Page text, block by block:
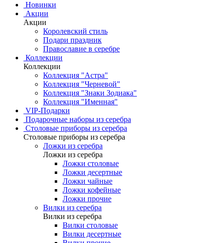
Новинки
Акции
Акции
Королевский стиль
Подари праздник
Православие в серебре
Коллекции
Коллекции
Коллекция "Астра"
Коллекция "Черневой"
Коллекция "Знаки Зодиака"
Коллекция "Именная"
VIP-Подарки
Подарочные наборы из серебра
Столовые приборы из серебра
Столовые приборы из серебра
Ложки из серебра
Ложки из серебра
Ложки столовые
Ложки десертные
Ложки чайные
Ложки кофейные
Ложки прочие
Вилки из серебра
Вилки из серебра
Вилки столовые
Вилки десертные